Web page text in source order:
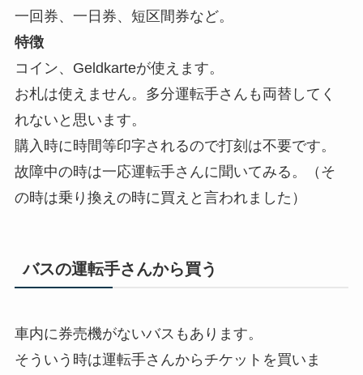
一回券、一日券、短区間券など。
特徴
コイン、Geldkarteが使えます。
お札は使えません。多分運転手さんも両替してく
れないと思います。
購入時に時間等印字されるので打刻は不要です。
故障中の時は一応運転手さんに聞いてみる。（そ
の時は乗り換えの時に買えと言われました）
バスの運転手さんから買う
車内に券売機がないバスもあります。
そういう時は運転手さんからチケットを買いま